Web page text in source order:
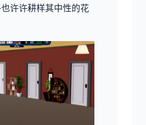
许许耕样其中性的花